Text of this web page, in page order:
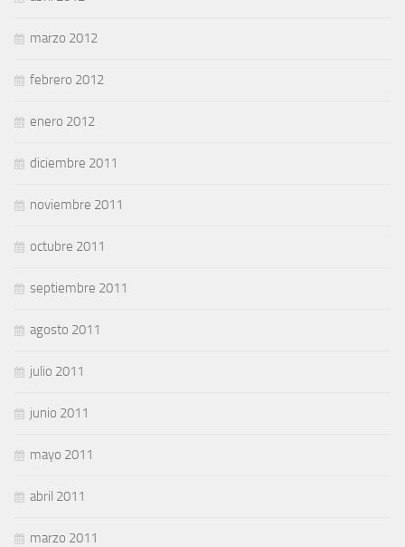
marzo 2012
febrero 2012
enero 2012
diciembre 2011
noviembre 2011
octubre 2011
septiembre 2011
agosto 2011
julio 2011
junio 2011
mayo 2011
abril 2011
marzo 2011